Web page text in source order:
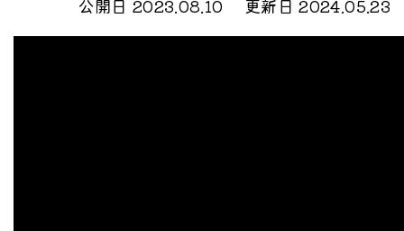
公開日 2023.08.10 更新日 2024.05.23